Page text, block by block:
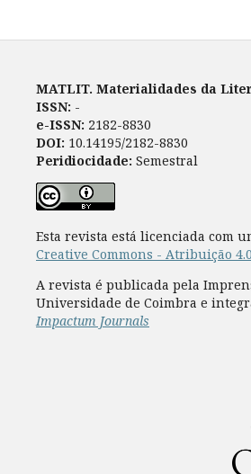
MATLIT. Materialidades da
ISSN: -
e-ISSN: 2182-8830
DOI: 10.14195/2182-8830
Peridiocidade: Semestral
Esta revista está licenciada com
Creative Commons - Atribuição
A revista é publicada pela
Universidade de Coimbra e
Impactum Journals